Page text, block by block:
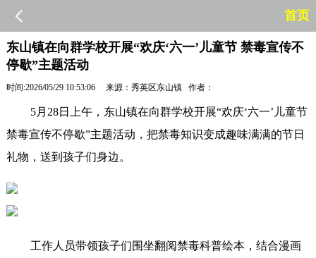
首页
东山镇在向群学校开展“欢庆‘六一’儿童节 禁毒宣传不
停歇”主题活动
时间:2026/05/29 10:53:06 来源：秀英区东山镇 作者：
5月28日上午，东山镇在向群学校开展“欢庆‘六一’儿童节
禁毒宣传不停歇”主题活动，把禁毒知识变成趣味满满的节日
礼物，送到孩子们身边。
工作人员带领孩子们围坐翻阅禁毒科普绘本，结合漫画